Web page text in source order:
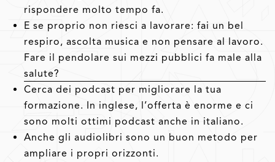
rispondere molto tempo fa.
E se proprio non riesci a lavorare: fai un bel
respiro, ascolta musica e non pensare al lavoro.
Fare il pendolare sui mezzi pubblici fa male alla
salute?
Cerca dei podcast per migliorare la tua
formazione. In inglese, l’offerta è enorme e ci
sono molti ottimi podcast anche in italiano.
Anche gli audiolibri sono un buon metodo per
ampliare i propri orizzonti.